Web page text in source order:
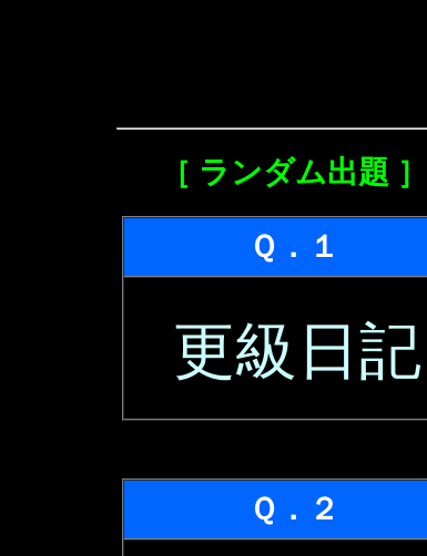
［ ランダム出題 ］
Ｑ．１
更級日記
Ｑ．２